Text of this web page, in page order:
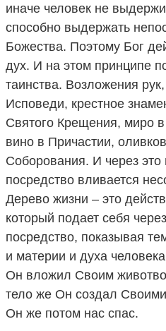
иначе человек не
способно выдержать
Божества. Поэтому Бог
дух. И на этом принципе
таинства. Возложения
Исповеди, крестное
Святого Крещения, миро
вино в Причастии,
Соборования. И через это
посредство вливается
Дерево жизни – это
который подает себя
посредство, показывая
и материи и духа
Он вложил Своим
тело же Он создал
Он же потом нас спас.